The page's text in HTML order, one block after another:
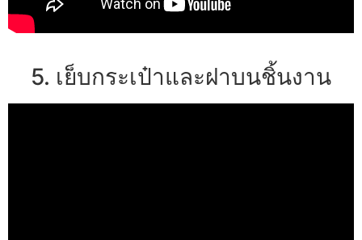
5. เย็บกระเป๋าและฝาบนชิ้นงาน